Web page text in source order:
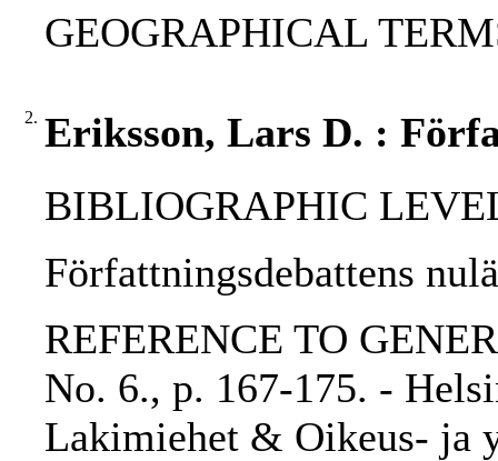
GEOGRAPHICAL
2. Eriksson, Lars D. :
BIBLIOGRAPHIC
Författningsdebattens
REFERENCE TO
No. 6., p. 167-175. -
Lakimiehet & Oikeus- ja